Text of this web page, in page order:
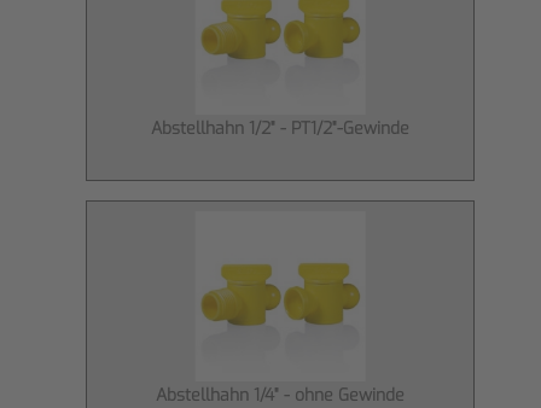
Abstellhahn 1/2" - PT1/2"-Gewinde
Abstellhahn 1/4" - ohne Gewinde